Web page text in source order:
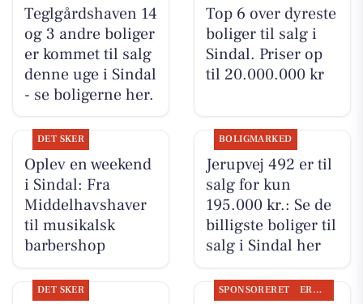
Teglgårdshaven 14
og 3 andre boliger
er kommet til salg
denne uge i Sindal
- se boligerne her.
Top 6 over dyreste
boliger til salg i
Sindal. Priser op
til 20.000.000 kr
DET SKER
Oplev en weekend
i Sindal: Fra
Middelhavshaver
til musikalsk
barbershop
BOLIGMARKED
Jerupvej 492 er til
salg for kun
195.000 kr.: Se de
billigste boliger til
salg i Sindal her
DET SKER SPONSORERET ERHVERV